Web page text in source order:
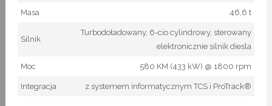
Masa 46,6 t
Silnik
Turbodoładowany, 6-cio cylindrowy, sterowany
elektronicznie silnik diesla
Moc 580 KM (433 kW) @ 1800 rpm
Integracja z systemem informatycznym TCS i ProTrack®